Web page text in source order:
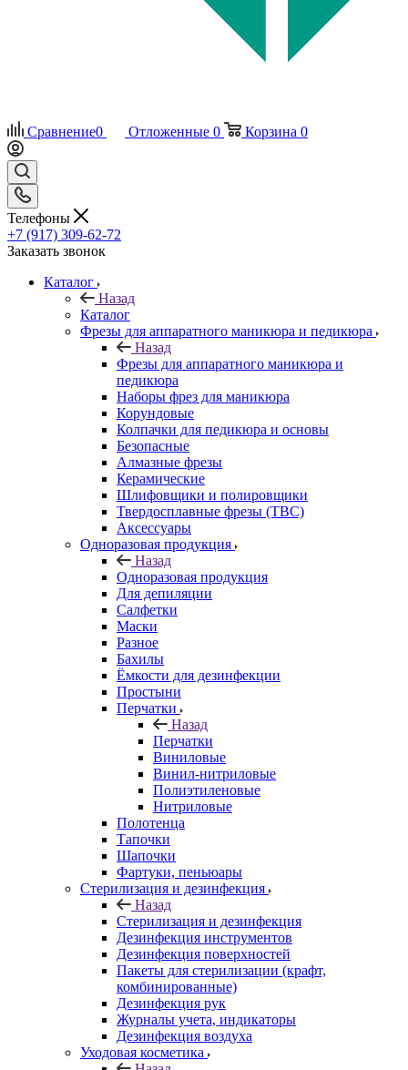
Сравнение0 Отложенные 0 Корзина 0
Телефоны
+7 (917) 309-62-72
Заказать звонок
Каталог
Назад
Каталог
Фрезы для аппаратного маникюра и педикюра
Назад
Фрезы для аппаратного маникюра и
педикюра
Наборы фрез для маникюра
Корундовые
Колпачки для педикюра и основы
Безопасные
Алмазные фрезы
Керамические
Шлифовщики и полировщики
Твердосплавные фрезы (ТВС)
Аксессуары
Одноразовая продукция
Назад
Одноразовая продукция
Для депиляции
Салфетки
Маски
Разное
Бахилы
Ёмкости для дезинфекции
Простыни
Перчатки
Назад
Перчатки
Виниловые
Винил-нитриловые
Полиэтиленовые
Нитриловые
Полотенца
Тапочки
Шапочки
Фартуки, пеньюары
Стерилизация и дезинфекция
Назад
Стерилизация и дезинфекция
Дезинфекция инструментов
Дезинфекция поверхностей
Пакеты для стерилизации (крафт,
комбинированные)
Дезинфекция рук
Журналы учета, индикаторы
Дезинфекция воздуха
Уходовая косметика